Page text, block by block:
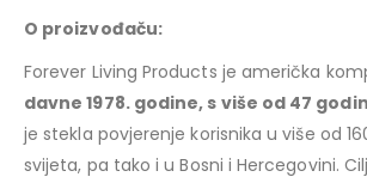
O proizvođaču:
Forever Living Products je američka
davne 1978. godine, s više od 47
je stekla povjerenje korisnika u više od
svijeta, pa tako i u Bosni i Hercegovini.